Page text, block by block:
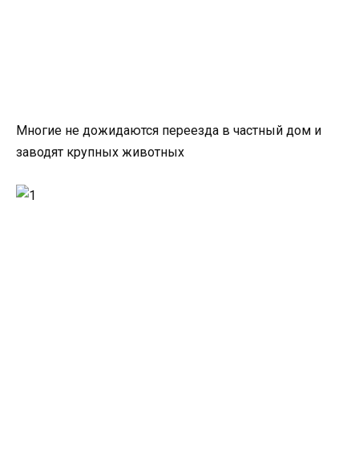
Многие не дожидаются переезда в частный дом и
заводят крупных животных